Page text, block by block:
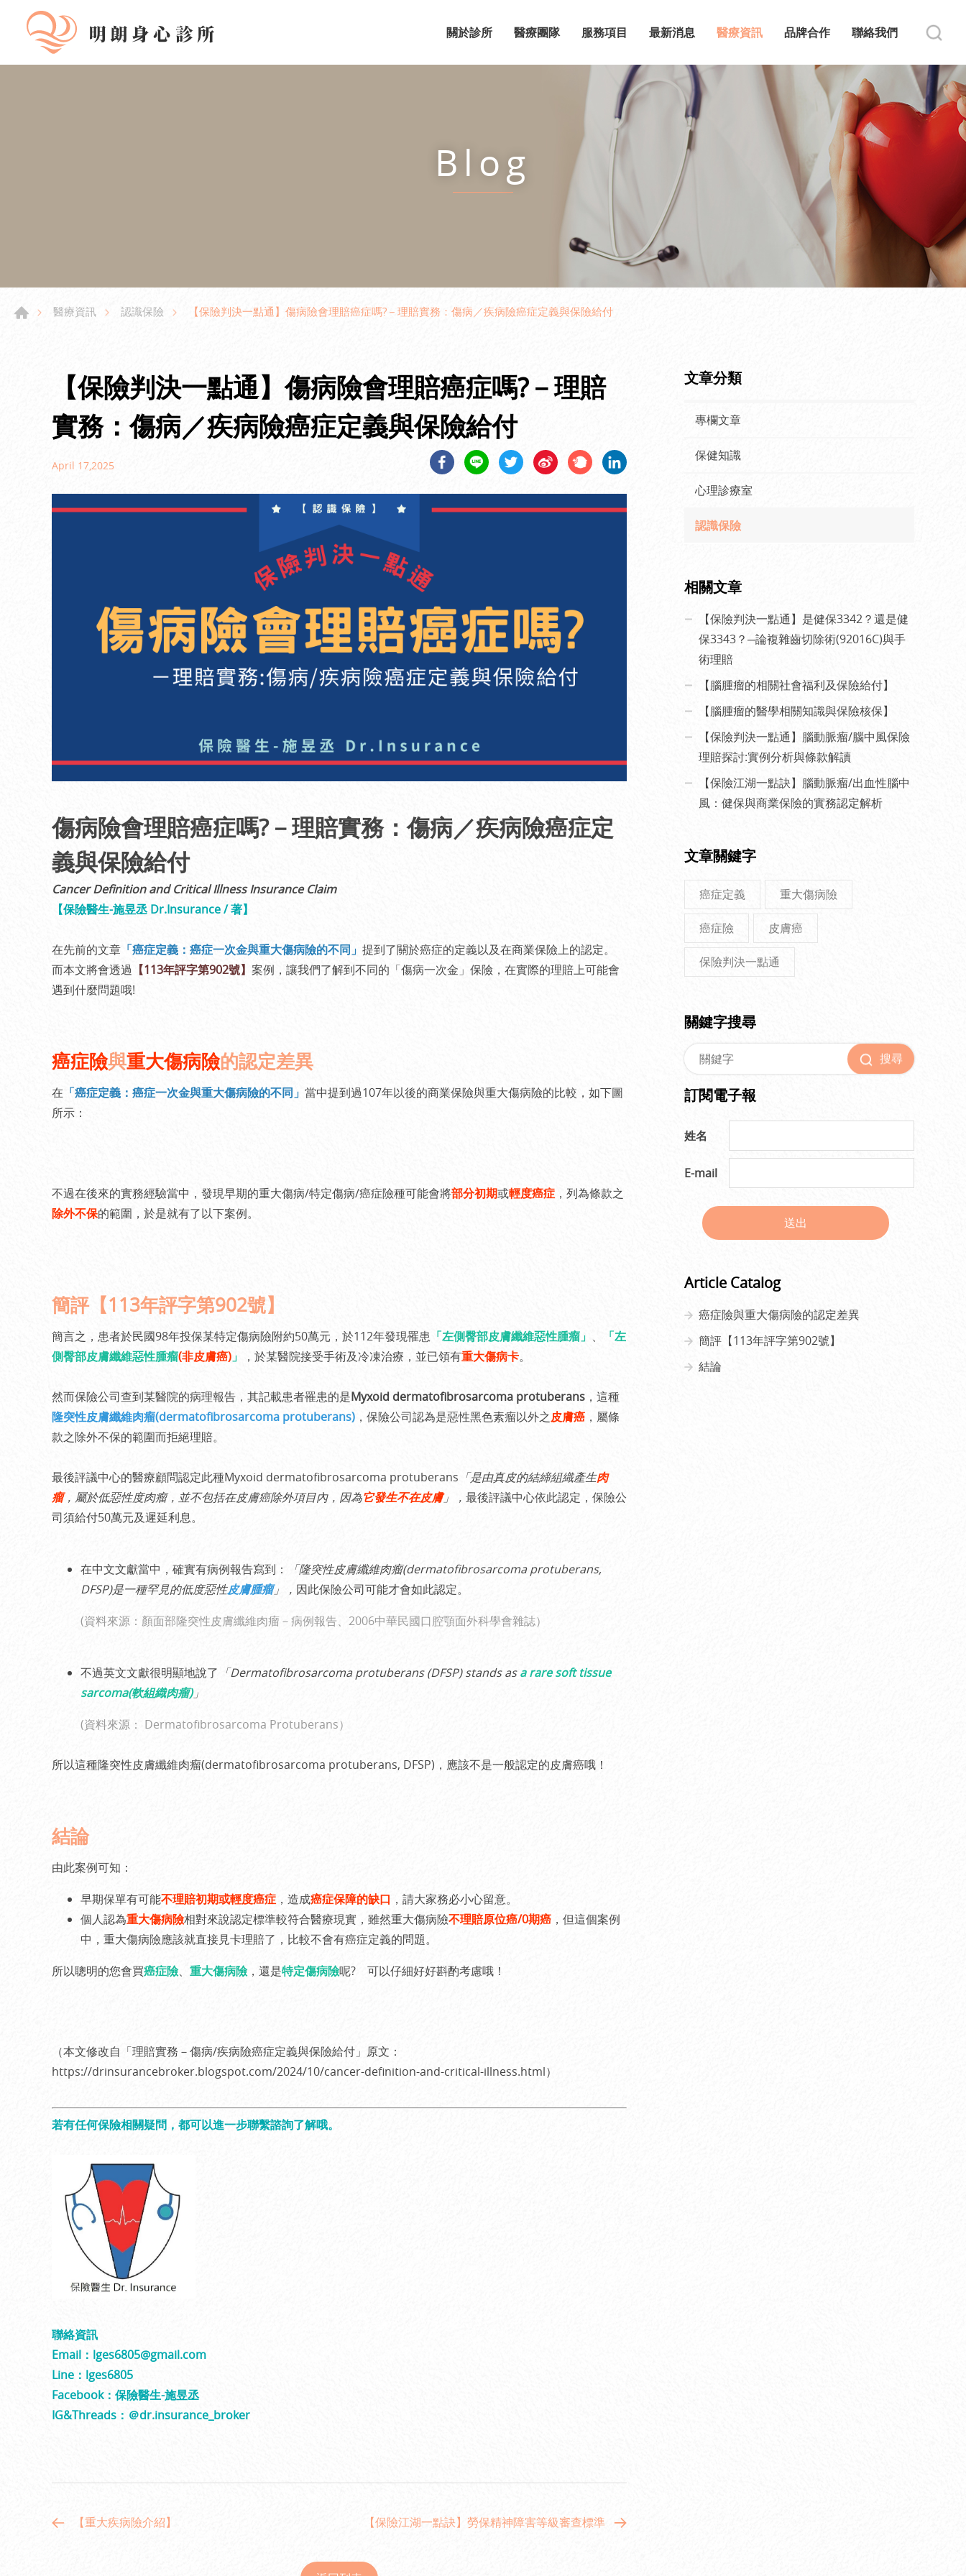
關於診所 醫療團隊 服務項目 最新消息 醫療資訊 品牌合作 聯絡我們
Blog
醫療資訊 認識保險 【保險判決一點通】傷病險會理賠癌症嗎?－理賠實務：傷病／疾病險癌症定義與保險給付
【保險判決一點通】傷病險會理賠癌症嗎?－理賠
實務：傷病／疾病險癌症定義與保險給付
April 17,2025
傷病險會理賠癌症嗎?－理賠實務：傷病／疾病險癌症定
義與保險給付
Cancer Definition and Critical Illness Insurance Claim
【保險醫生-施昱丞 Dr.Insurance / 著】
在先前的文章 「癌症定義：癌症一次金與重大傷病險的不同」 提到了關於癌症的定義以及在商業保險上的認定。
而本文將會透過 【113年評字第902號】 案例，讓我們了解到不同的「傷病一次金」保險，在實際的理賠上可能會
遇到什麼問題哦!
癌症險與重大傷病險的認定差異
在 「癌症定義：癌症一次金與重大傷病險的不同」 當中提到過107年以後的商業保險與重大傷病險的比較，如下圖
所示：
不過在後來的實務經驗當中，發現早期的重大傷病/特定傷病/癌症險種可能會將部分初期或輕度癌症，列為條款之
除外不保的範圍，於是就有了以下案例。
簡評【113年評字第902號】
簡言之，患者於民國98年投保某特定傷病險附約50萬元，於112年發現罹患 「左側臀部皮膚纖維惡性腫瘤」 、
「左
側臀部皮膚纖維惡性腫瘤(非皮膚癌)」 ，於某醫院接受手術及冷凍治療，並已領有重大傷病卡。
然而保險公司查到某醫院的病理報告，其記載患者罹患的是Myxoid dermatofibrosarcoma protuberans ，這種
隆突性皮膚纖維肉瘤(dermatofibrosarcoma protuberans) ，保險公司認為是惡性黑色素瘤以外之皮膚癌 ，屬條
款之除外不保的範圍而拒絕理賠。
最後評議中心的醫療顧問認定此種Myxoid dermatofibrosarcoma protuberans 「是由真皮的結締組織產生肉
瘤，屬於低惡性度肉瘤，並不包括在皮膚癌除外項目內，因為它發生不在皮膚」， 最後評議中心依此認定，保險公
司須給付50萬元及遲延利息。
在中文文獻當中，確實有病例報告寫到：
「隆突性皮膚纖維肉瘤(dermatofibrosarcoma protuberans,
DFSP)是一種罕見的低度惡性皮膚腫瘤」， 因此保險公司可能才會如此認定。
(資料來源： 顏面部隆突性皮膚纖維肉瘤－病例報告、 2006中華民國口腔顎面外科學會雜誌）
不過英文文獻很明顯地說了 「Dermatofibrosarcoma protuberans (DFSP) stands asa rare soft tissue
sarcoma(軟組織肉瘤)」
(資料來源： Dermatofibrosarcoma Protuberans）
所以這種隆突性皮膚纖維肉瘤(dermatofibrosarcoma protuberans, DFSP)，應該不是一般認定的皮膚癌哦！
結論
由此案例可知：
早期保單有可能不理賠初期或輕度癌症，造成癌症保障的缺口 ，請大家務必小心留意。
個人認為重大傷病險相對來說認定標準較符合醫療現實，雖然重大傷病險不理賠原位癌/0期癌 ，但這個案例
中，重大傷病險應該就直接見卡理賠了，比較不會有癌症定義的問題。
所以聰明的您會買癌症險、 重大傷病險，還是特定傷病險呢? 可以仔細好好斟酌考慮哦！
（本文修改自「理賠實務－傷病/疾病險癌症定義與保險給付」原文：
https://drinsurancebroker.blogspot.com/2024/10/cancer-definition-and-critical-illness.html）
若有任何保險相關疑問，都可以進一步聯繫諮詢了解哦。
聯絡資訊
Email：lges6805@gmail.com
Line：lges6805
Facebook：保險醫生-施昱丞
IG&Threads：＠dr.insurance_broker
【重大疾病險介紹】 【保險江湖一點訣】勞保精神障害等級審查標準
文章分類
專欄文章
保健知識
心理診療室
認識保險
相關文章
【保險判決一點通】是健保3342？還是健
保3343？─論複雜齒切除術(92016C)與手
術理賠
【腦腫瘤的相關社會福利及保險給付】
【腦腫瘤的醫學相關知識與保險核保】
【保險判決一點通】腦動脈瘤/腦中風保險
理賠探討:實例分析與條款解讀
【保險江湖一點訣】腦動脈瘤/出血性腦中
風：健保與商業保險的實務認定解析
文章關鍵字
癌症定義 重大傷病險
癌症險 皮膚癌
保險判決一點通
關鍵字搜尋
搜尋
訂閱電子報
姓名
E-mail
送出
Article Catalog
癌症險與重大傷病險的認定差異
簡評【113年評字第902號】
結論